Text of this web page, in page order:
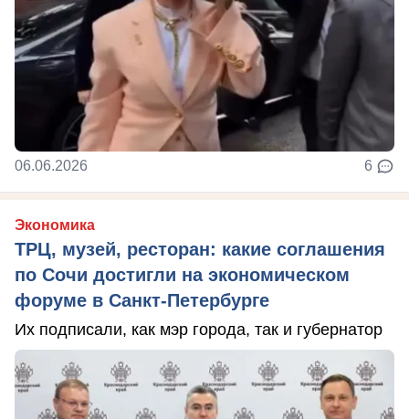
06.06.2026 6
Экономика
ТРЦ, музей, ресторан: какие соглашения
по Сочи достигли на экономическом
форуме в Санкт-Петербурге
Их подписали, как мэр города, так и губернатор